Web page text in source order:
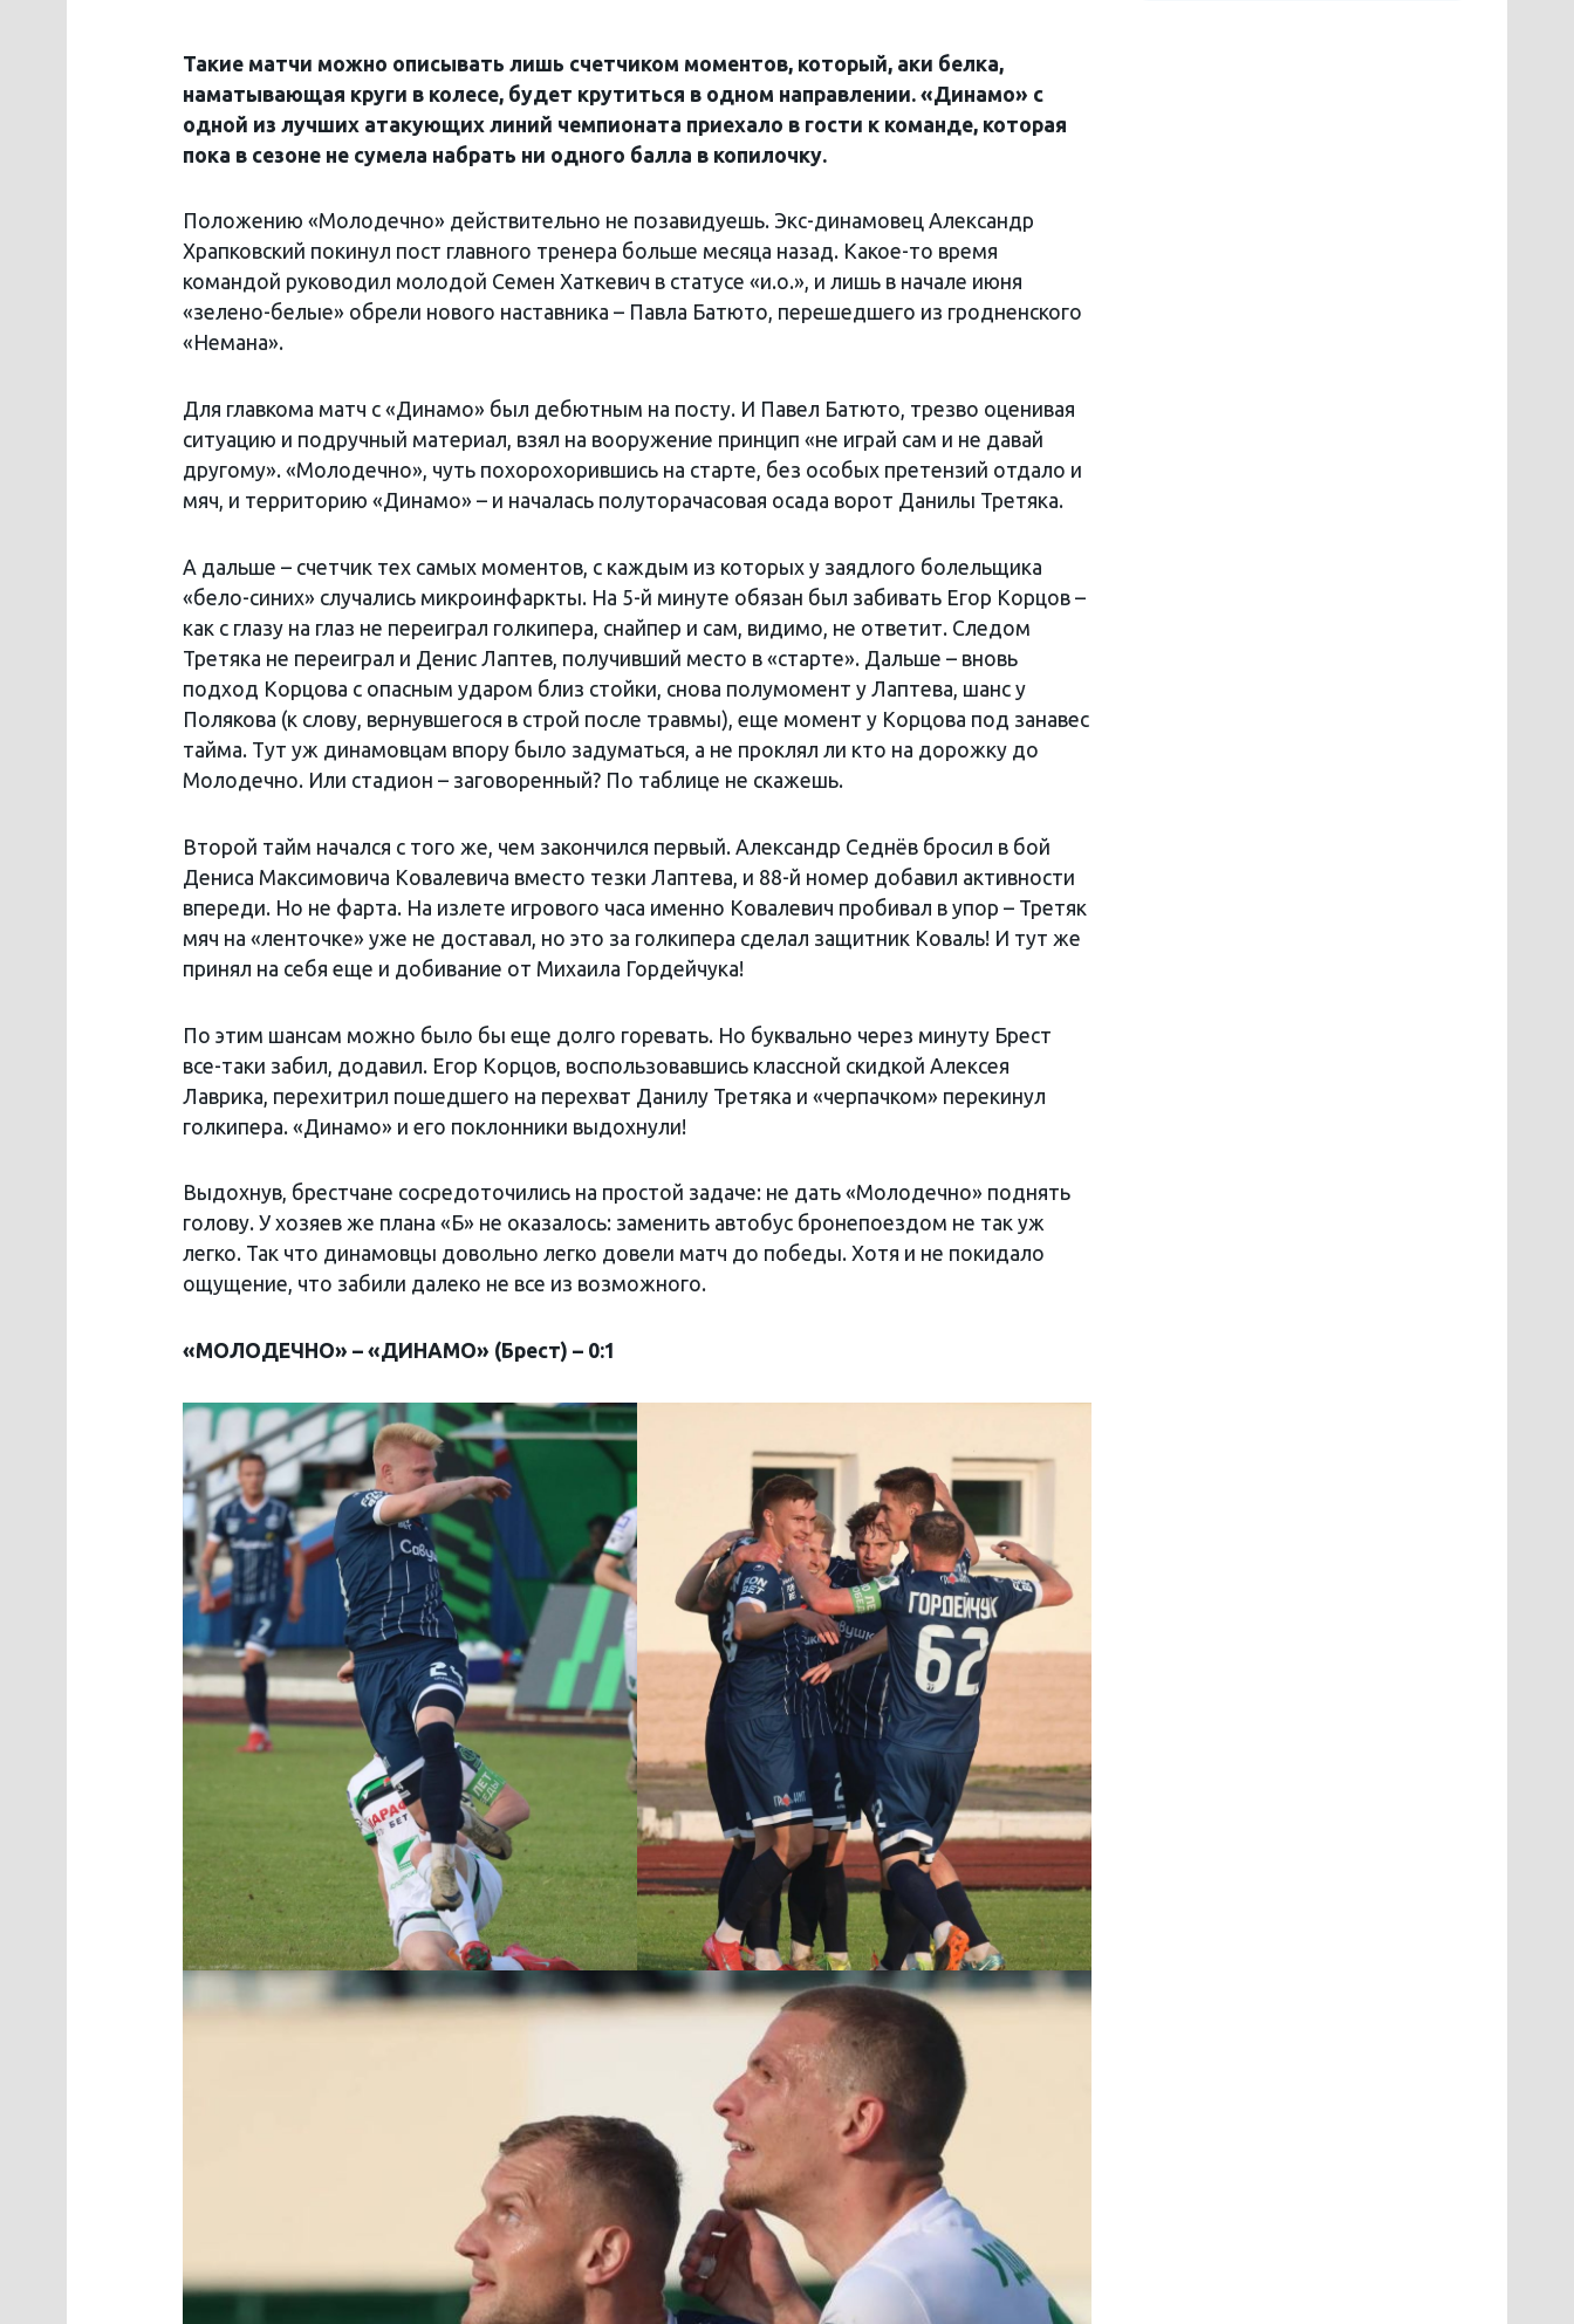
Такие матчи можно описывать лишь счетчиком моментов, который, аки белка,
наматывающая круги в колесе, будет крутиться в одном направлении. «Динамо» с
одной из лучших атакующих линий чемпионата приехало в гости к команде, которая
пока в сезоне не сумела набрать ни одного балла в копилочку.
Положению «Молодечно» действительно не позавидуешь. Экс-динамовец Александр
Храпковский покинул пост главного тренера больше месяца назад. Какое-то время
командой руководил молодой Семен Хаткевич в статусе «и.о.», и лишь в начале июня
«зелено-белые» обрели нового наставника – Павла Батюто, перешедшего из гродненского
«Немана».
Для главкома матч с «Динамо» был дебютным на посту. И Павел Батюто, трезво оценивая
ситуацию и подручный материал, взял на вооружение принцип «не играй сам и не давай
другому». «Молодечно», чуть похорохорившись на старте, без особых претензий отдало и
мяч, и территорию «Динамо» – и началась полуторачасовая осада ворот Данилы Третяка.
А дальше – счетчик тех самых моментов, с каждым из которых у заядлого болельщика
«бело-синих» случались микроинфаркты. На 5-й минуте обязан был забивать Егор Корцов –
как с глазу на глаз не переиграл голкипера, снайпер и сам, видимо, не ответит. Следом
Третяка не переиграл и Денис Лаптев, получивший место в «старте». Дальше – вновь
подход Корцова с опасным ударом близ стойки, снова полумомент у Лаптева, шанс у
Полякова (к слову, вернувшегося в строй после травмы), еще момент у Корцова под занавес
тайма. Тут уж динамовцам впору было задуматься, а не проклял ли кто на дорожку до
Молодечно. Или стадион – заговоренный? По таблице не скажешь.
Второй тайм начался с того же, чем закончился первый. Александр Седнёв бросил в бой
Дениса Максимовича Ковалевича вместо тезки Лаптева, и 88-й номер добавил активности
впереди. Но не фарта. На излете игрового часа именно Ковалевич пробивал в упор – Третяк
мяч на «ленточке» уже не доставал, но это за голкипера сделал защитник Коваль! И тут же
принял на себя еще и добивание от Михаила Гордейчука!
По этим шансам можно было бы еще долго горевать. Но буквально через минуту Брест
все-таки забил, додавил. Егор Корцов, воспользовавшись классной скидкой Алексея
Лаврика, перехитрил пошедшего на перехват Данилу Третяка и «черпачком» перекинул
голкипера. «Динамо» и его поклонники выдохнули!
Выдохнув, брестчане сосредоточились на простой задаче: не дать «Молодечно» поднять
голову. У хозяев же плана «Б» не оказалось: заменить автобус бронепоездом не так уж
легко. Так что динамовцы довольно легко довели матч до победы. Хотя и не покидало
ощущение, что забили далеко не все из возможного.
«МОЛОДЕЧНО» – «ДИНАМО» (Брест) – 0:1